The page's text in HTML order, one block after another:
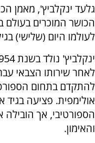
גלעד ינקלביץ', מאמן
הכושר המוכרים בעולם
לעולמו היום (שלישי) בגיל
לאחר שירותו הצבאי
להתקדם בתחום
אולימפית. פציעה
הספורטיבי, אך
והאימון.